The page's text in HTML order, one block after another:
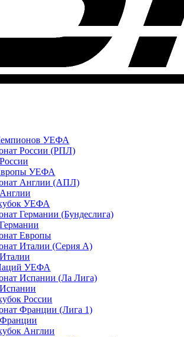
УЕФА
России (РПЛ)
УЕФА
Англии (АПЛ)
УЕФА
Германии (Бундеслига)
Европы
Италии (Серия А)
УЕФА
Испании (Ла Лига)
России
Франции (Лига 1)
Англии